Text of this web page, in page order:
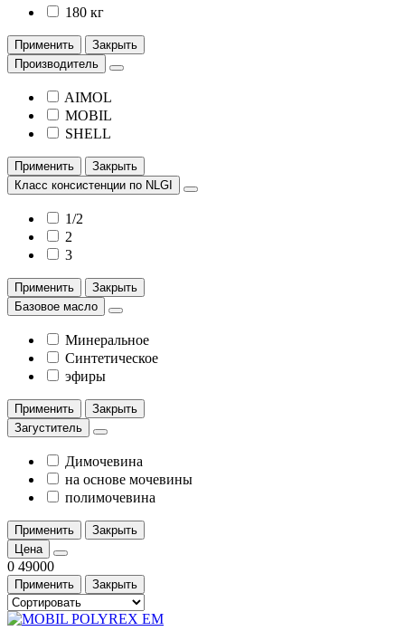
180 кг
Применить
Закрыть
Производитель
AIMOL
MOBIL
SHELL
Применить
Закрыть
Класс консистенции по NLGI
1/2
2
3
Применить
Закрыть
Базовое масло
Минеральное
Синтетическое
эфиры
Применить
Закрыть
Загуститель
Димочевина
на основе мочевины
полимочевина
Применить
Закрыть
Цена
0 49000
Применить Закрыть